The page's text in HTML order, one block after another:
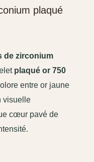
plaqué
de zirconium
plaqué or 750
entre or jaune
visuelle
cœur pavé de